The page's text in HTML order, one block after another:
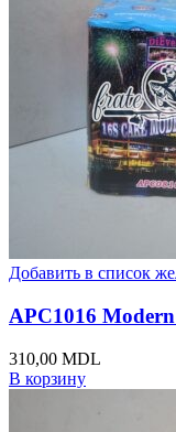
Добавить в список
APC1016
310,00 MDL
В корзину